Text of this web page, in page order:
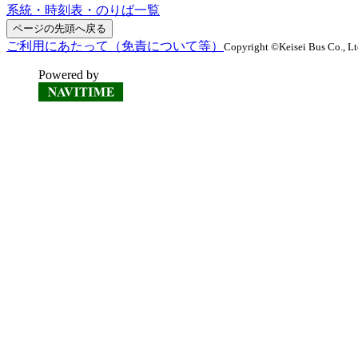
系統・時刻表・のりば一覧
ページの先頭へ戻る
ご利用にあたって（免責について等） Copyright ©Keisei Bus Co.,
Powered by